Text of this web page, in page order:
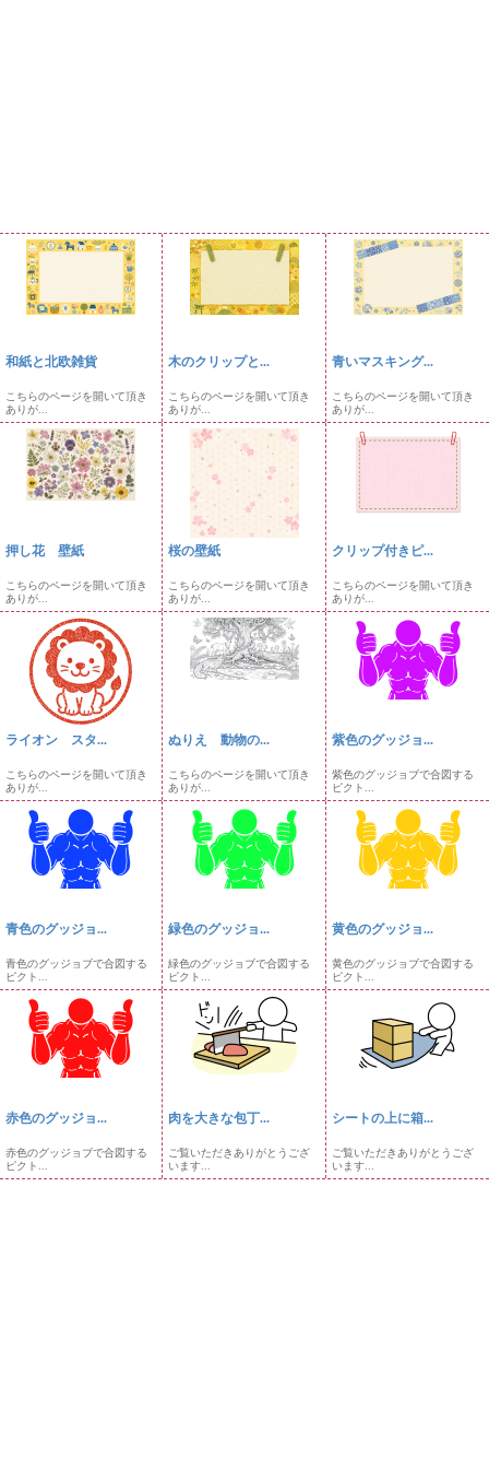
和紙と北欧雑貨
こちらのページを開いて頂き
ありが...
木のクリップと...
こちらのページを開いて頂き
ありが...
青いマスキング...
こちらのページを開いて頂き
ありが...
押し花 壁紙
こちらのページを開いて頂き
ありが...
桜の壁紙
こちらのページを開いて頂き
ありが...
クリップ付きピ...
こちらのページを開いて頂き
ありが...
ライオン スタ...
こちらのページを開いて頂き
ありが...
ぬりえ 動物の...
こちらのページを開いて頂き
ありが...
紫色のグッジョ...
紫色のグッジョブで合図する
ピクト...
青色のグッジョ...
青色のグッジョブで合図する
ピクト...
緑色のグッジョ...
緑色のグッジョブで合図する
ピクト...
黄色のグッジョ...
黄色のグッジョブで合図する
ピクト...
赤色のグッジョ...
赤色のグッジョブで合図する
ピクト...
肉を大きな包丁...
ご覧いただきありがとうござ
います...
シートの上に箱...
ご覧いただきありがとうござ
います...